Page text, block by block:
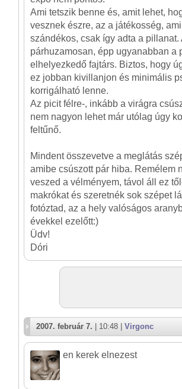
Ami tetszik benne és, amit lehet,
vesznek észre, az a játékosség,
szándékos, csak így adta a pillanat.
párhuzamosan, épp ugyanabban a
elhelyezkedő fajtárs. Biztos, hogy
ez jobban kivillanjon és minimális
korrigálható lenne.
Az picit félre-, inkább a virágra
nem nagyon lehet már utólag úgy
feltűnő.
Mindent összevetve a meglátás
amibe csúszott pár hiba. Remélem
veszed a vélményem, távol áll ez
makrókat és szeretnék sok szépet
fotóztad, az a hely valóságos
évekkel ezelőtt:)
Üdv!
Dóri
2007. február 7. | 10:48 | Virgonc
en kerek elnezest